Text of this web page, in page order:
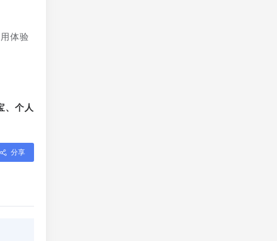
体验
、个人
分享